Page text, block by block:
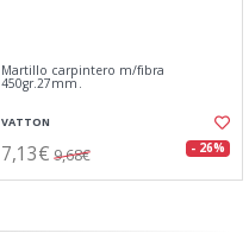
Martillo carpintero m/fibra
450gr.27mm.
VATTON
7,13€ 9,68€ - 26%